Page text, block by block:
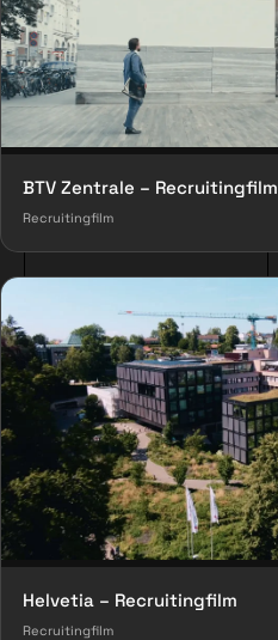
BTV Zentrale – Recruitingfilm
Recruitingfilm
Helvetia – Recruitingfilm
Recruitingfilm